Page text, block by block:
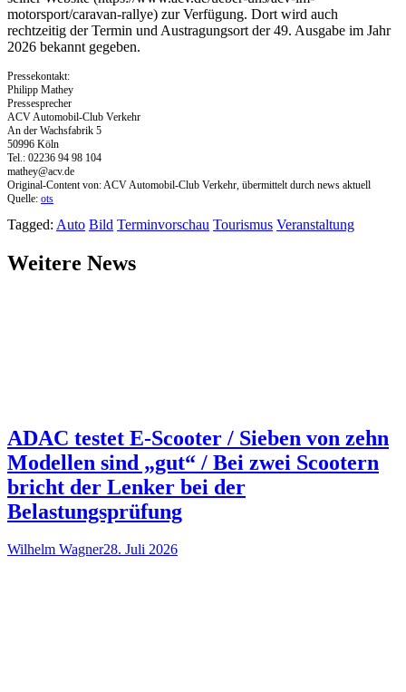
motorsport/caravan-rallye) zur Verfügung. Dort wird auch
rechtzeitig der Termin und Austragungsort der 49. Ausgabe im Jahr
2026 bekannt gegeben.
Pressekontakt:
Philipp Mathey
Pressesprecher
ACV Automobil-Club Verkehr
An der Wachsfabrik 5
50996 Köln
Tel.: 02236 94 98 104
mathey@acv.de
Original-Content von: ACV Automobil-Club Verkehr, übermittelt durch news aktuell
Quelle: ots
Tagged: Auto Bild Terminvorschau Tourismus Veranstaltung
Weitere News
ADAC testet E-Scooter / Sieben von zehn
Modellen sind „gut“ / Bei zwei Scootern
bricht der Lenker bei der
Belastungsprüfung
Wilhelm Wagner28. Juli 2026